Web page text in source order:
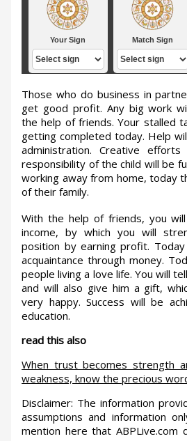
Those who do business in
get good profit. Any big work
the help of friends. Your stalled
getting completed today. Help
administration. Creative
responsibility of the child will be
working away from home, today
of their family.
With the help of friends, you
income, by which you will
position by earning profit.
acquaintance through money.
people living a love life. You will
and will also give him a gift,
very happy. Success will be
education.
read this also
When trust becomes strength
weakness, know the precious
Disclaimer: The information
assumptions and information
mention here that ABPLive.com